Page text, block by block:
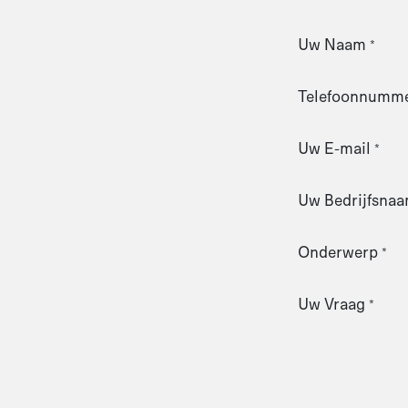
Uw Naam *
Uw E-mail *
Uw
Onderwerp *
Uw Vraag *